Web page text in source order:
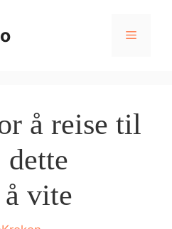
Meny
å reise til
vite